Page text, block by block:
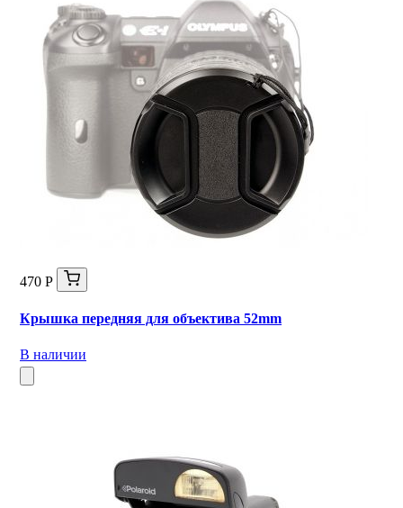
470 Р
Крышка передняя для объектива 52mm
В наличии